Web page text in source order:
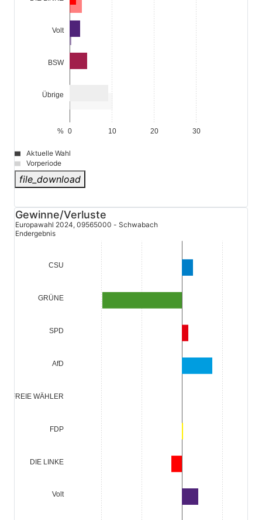
Volt
BSW
Übrige
0 10 20 30
%
© Stadt Schwabach
Aktuelle Wahl
Vorperiode
file_download
CSU
GRÜNE
SPD
AfD
FREIE WÄHLER
FDP
DIE LINKE
Volt
Gewinne/Verluste
Europawahl 2024, 09565000 - Schwabach
Endergebnis